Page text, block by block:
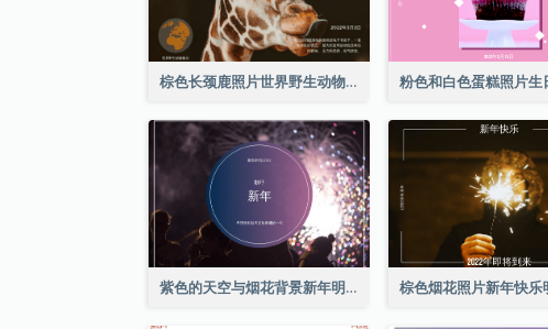
棕色长颈鹿照片世界野生动物日明信片
紫色的天空与烟花背景新年明信片